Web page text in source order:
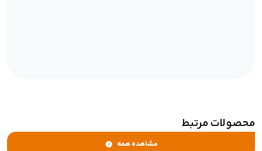
محصولات مرتبط
مشاهده همه